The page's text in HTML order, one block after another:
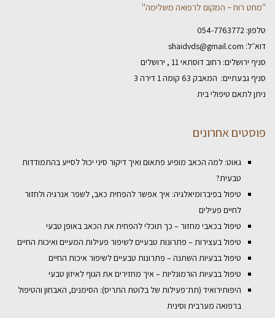
"מחט רוח – המקום לרפואה משלימה"
טלפון: 054-7763772
דוא״ל: shaidvds@gmail.com
סניף ירושלים: רחוב דוסתאי 11 , ירושלים
סניף גבעתיים: המאבק 63 קומה 1 דירה 3
ניתן לתאם טיפולי בית
פוסטים אחרונים
גאוט: למה הכאב מופיע פתאום ואיך דיקור סיני יכול לסייע בהתמודדות
טבעית?
טיפול בפיברומיאלגיה: איך אפשר להפחית כאב, לשפר אנרגיה ולחזור
לחיים פעילים
טיפול בכאבי מחזור – כך תוכלי להפחית את הכאב באופן טבעי
טיפול בעצירות – פתרונות טבעיים לשיפור פעילות המעיים ואיכות החיים
טיפול בבעיות השתנה – פתרונות טבעיים לשיפור איכות החיים
טיפול בבעיות הורמונליות – איך מחזירים את הגוף לאיזון טבעי
היפותירואיד (תת־פעילות של בלוטת התריס): הסימנים, האבחון והטיפול
ברפואה מערבית וסינית